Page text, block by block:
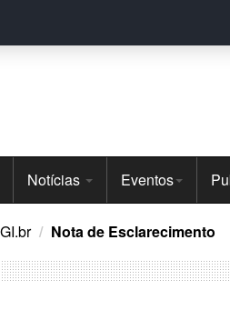
Notícias Eventos
Nota de Esclarecimento